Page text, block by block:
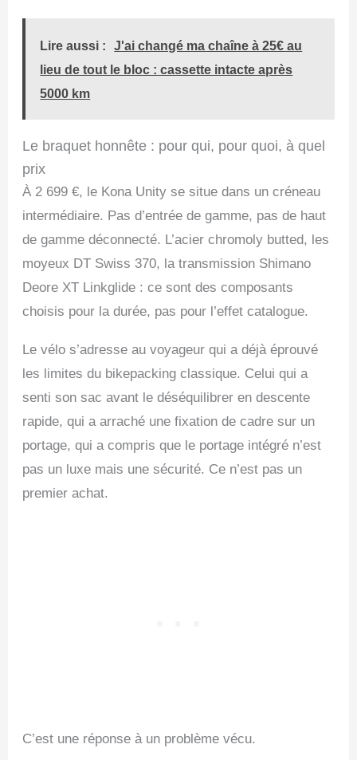
Lire aussi :
J'ai changé ma chaîne à 25€ au
lieu de tout le bloc : cassette intacte après
5000 km
Le braquet honnête : pour qui, pour quoi, à quel
prix
À 2 699 €, le Kona Unity se situe dans un créneau
intermédiaire. Pas d’entrée de gamme, pas de haut
de gamme déconnecté. L’acier chromoly butted, les
moyeux DT Swiss 370, la transmission Shimano
Deore XT Linkglide : ce sont des composants
choisis pour la durée, pas pour l’effet catalogue.
Le vélo s’adresse au voyageur qui a déjà éprouvé
les limites du bikepacking classique. Celui qui a
senti son sac avant le déséquilibrer en descente
rapide, qui a arraché une fixation de cadre sur un
portage, qui a compris que le portage intégré n’est
pas un luxe mais une sécurité. Ce n’est pas un
premier achat.
C’est une réponse à un problème vécu.